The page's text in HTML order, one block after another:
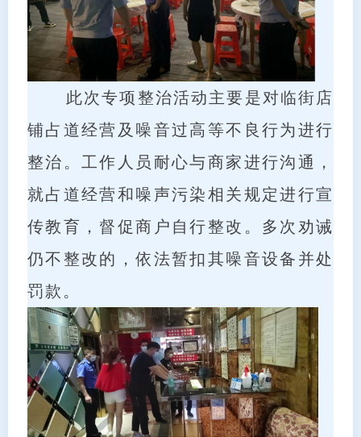
此次专项整治活动主要是对临街店
铺占道经营及噪音过高等不良行为进行
整治。工作人员耐心与商家进行沟通，
就占道经营和噪声污染相关规定进行宣
传教育，督促商户自行整改。多次劝诫
仍不整改的，依法暂扣其噪音设备并处
罚款。